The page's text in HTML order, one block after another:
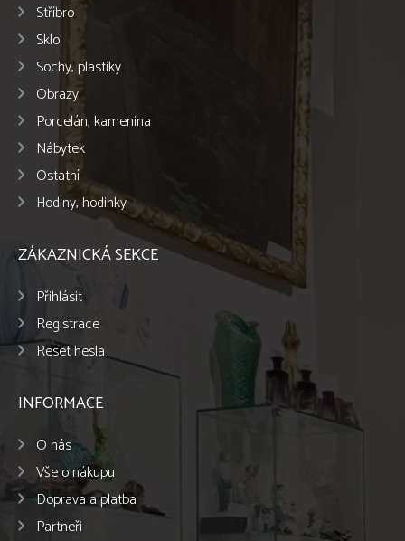
Stříbro
Sklo
Sochy, plastiky
Obrazy
Porcelán, kamenina
Nábytek
Ostatní
Hodiny, hodinky
ZÁKAZNICKÁ SEKCE
Přihlásit
Registrace
Reset hesla
INFORMACE
O nás
Vše o nákupu
Doprava a platba
Partneři